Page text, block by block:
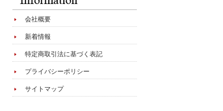
会社概要
新着情報
特定商取引法に基づく表記
プライバシーポリシー
サイトマップ